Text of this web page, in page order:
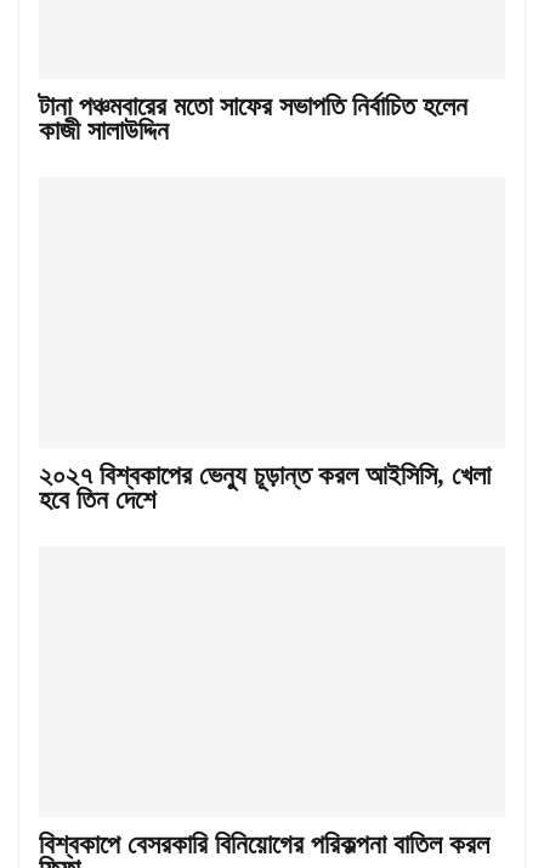
টানা পঞ্চমবারের মতো সাফের সভাপতি নির্বাচিত হলেন
কাজী সালাউদ্দিন
২০২৭ বিশ্বকাপের ভেন্যু চূড়ান্ত করল আইসিসি, খেলা
হবে তিন দেশে
বিশ্বকাপে বেসরকারি বিনিয়োগের পরিকল্পনা বাতিল করল